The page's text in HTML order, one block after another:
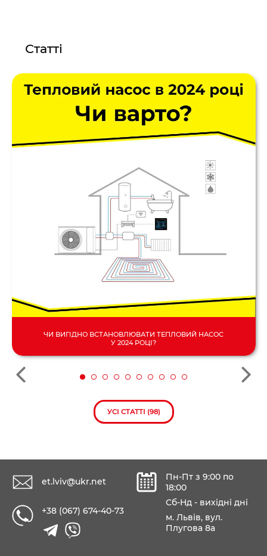
Статті
ЧИ ВИГІДНО ВСТАНОВЛЮВАТИ ТЕПЛОВИЙ НАСОС
У 2024 РОЦІ?
УСІ СТАТТІ (98)
et.lviv@ukr.net
+38 (067) 674-40-73
Пн-Пт з 9:00 по
18:00
Сб-Нд - вихідні дні
м. Львів, вул.
Плугова 8а